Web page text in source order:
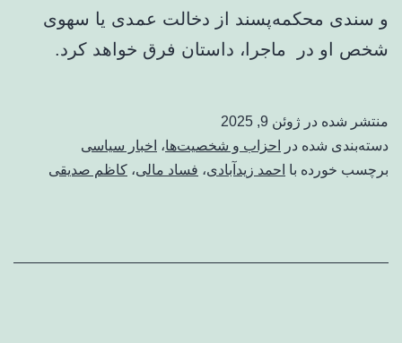
و سندی محکمه‌پسند از دخالت عمدی یا سهوی
شخص او در ماجرا، داستان فرق خواهد کرد.
منتشر شده در ژوئن 9, 2025
دسته‌بندی شده در
احزاب و شخصیت‌ها، اخبار سیاسی
برچسب خورده با احمد زیدآبادی، فساد مالی، کاظم صدیقی